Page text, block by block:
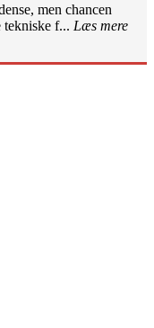
men chancen
tekniske f... Læs mere